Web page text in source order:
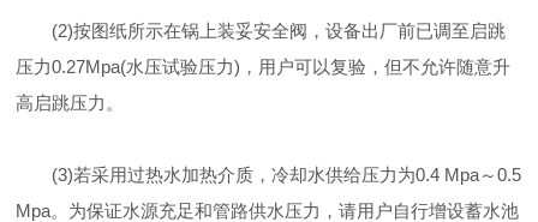
(2)按图纸所示在锅上装妥安全阀，设备出厂前已调至启跳
压力0.27Mpa(水压试验压力)，用户可以复验，但不允许随意升
高启跳压力。
(3)若采用过热水加热介质，冷却水供给压力为0.4 Mpa～0.5
Mpa。为保证水源充足和管路供水压力，请用户自行增设蓄水池